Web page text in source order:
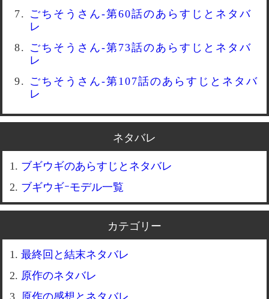
ごちそうさん-第60話のあらすじとネタバ
レ
ごちそうさん-第73話のあらすじとネタバ
レ
ごちそうさん-第107話のあらすじとネタバ
レ
ネタバレ
ブギウギのあらすじとネタバレ
ブギウギｰモデル一覧
カテゴリー
最終回と結末ネタバレ
原作のネタバレ
原作の感想とネタバレ